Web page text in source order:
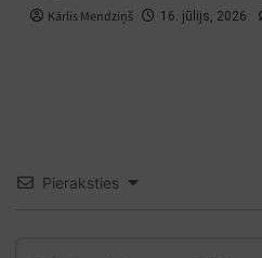
Kārlis Mendziņš 16. jūlijs, 2026.
Pieraksties